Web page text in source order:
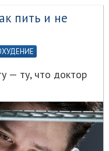
пить и не
— ту, что доктор